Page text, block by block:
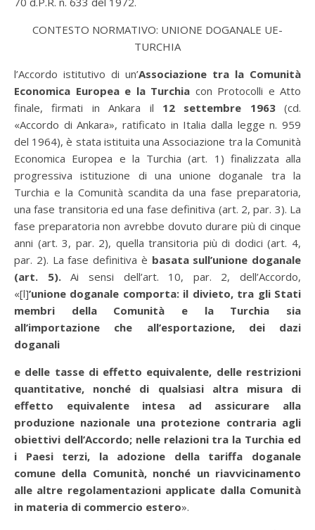
CONTESTO NORMATIVO: UNIONE DOGANALE UE-
TURCHIA
l’Accordo istitutivo di un’Associazione tra la Comunità
Economica Europea e la Turchia con Protocolli e Atto
finale, firmati in Ankara il 12 settembre 1963(cd.
«Accordo di Ankara», ratificato in Italia dalla legge n. 959
del 1964), è stata istituita una Associazione tra la Comunità
Economica Europea e la Turchia (art. 1) finalizzata alla
progressiva istituzione di una unione doganale tra la
Turchia e la Comunità scandita da una fase preparatoria,
una fase transitoria ed una fase definitiva (art. 2, par. 3). La
fase preparatoria non avrebbe dovuto durare più di cinque
anni (art. 3, par. 2), quella transitoria più di dodici (art. 4,
par. 2). La fase definitiva è basata sull’unione doganale
(art. 5).Ai sensi dell’art. 10, par. 2, dell’Accordo,
«[l]’unione doganale comporta: il divieto, tra gli Stati
membri della Comunità e la Turchia sia
all’importazione che all’esportazione, dei dazi
doganali
e delle tasse di effetto equivalente, delle restrizioni
quantitative, nonché di qualsiasi altra misura di
effetto equivalente intesa ad assicurare alla
produzione nazionale una protezione contraria agli
obiettivi dell’Accordo; nelle relazioni tra la Turchia ed
i Paesi terzi, la adozione della tariffa doganale
comune della Comunità, nonché un riavvicinamento
alle altre regolamentazioni applicate dalla Comunità
in materia di commercio estero».